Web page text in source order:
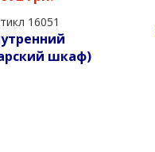
16051
шкаф)